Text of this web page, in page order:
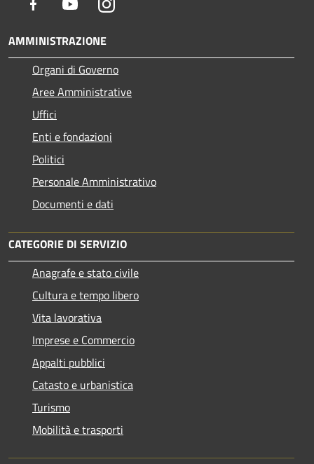
Facebook YoutubeInstagram
AMMINISTRAZIONE
Organi di Governo
Aree Amministrative
Uffici
Enti e fondazioni
Politici
Personale Amministrativo
Documenti e dati
CATEGORIE DI SERVIZIO
Anagrafe e stato civile
Cultura e tempo libero
Vita lavorativa
Imprese e Commercio
Appalti pubblici
Catasto e urbanistica
Turismo
Mobilità e trasporti